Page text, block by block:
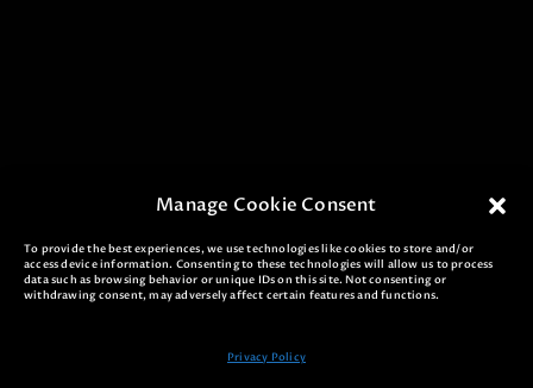
Manage Cookie Consent
To provide the best experiences, we use technologies like cookies to store and/or
access device information. Consenting to these technologies will allow us to process
data such as browsing behavior or unique IDs on this site. Not consenting or
withdrawing consent, may adversely affect certain features and functions.
Privacy Policy
WhatsApp
WhatsApp